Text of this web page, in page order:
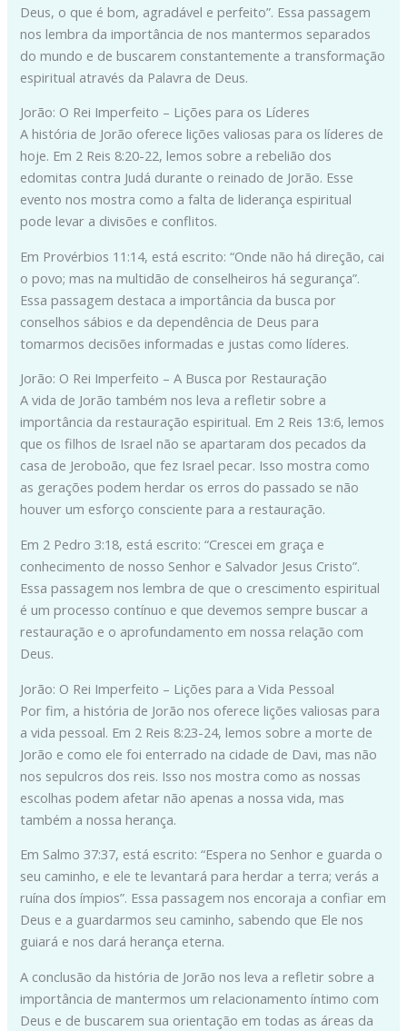
Deus, o que é bom, agradável e perfeito”. Essa passagem
nos lembra da importância de nos mantermos separados
do mundo e de buscarem constantemente a transformação
espiritual através da Palavra de Deus.
Jorão: O Rei Imperfeito – Lições para os Líderes
A história de Jorão oferece lições valiosas para os líderes de
hoje. Em 2 Reis 8:20-22, lemos sobre a rebelião dos
edomitas contra Judá durante o reinado de Jorão. Esse
evento nos mostra como a falta de liderança espiritual
pode levar a divisões e conflitos.
Em Provérbios 11:14, está escrito: “Onde não há direção, cai
o povo; mas na multidão de conselheiros há segurança”.
Essa passagem destaca a importância da busca por
conselhos sábios e da dependência de Deus para
tomarmos decisões informadas e justas como líderes.
Jorão: O Rei Imperfeito – A Busca por Restauração
A vida de Jorão também nos leva a refletir sobre a
importância da restauração espiritual. Em 2 Reis 13:6, lemos
que os filhos de Israel não se apartaram dos pecados da
casa de Jeroboão, que fez Israel pecar. Isso mostra como
as gerações podem herdar os erros do passado se não
houver um esforço consciente para a restauração.
Em 2 Pedro 3:18, está escrito: “Crescei em graça e
conhecimento de nosso Senhor e Salvador Jesus Cristo”.
Essa passagem nos lembra de que o crescimento espiritual
é um processo contínuo e que devemos sempre buscar a
restauração e o aprofundamento em nossa relação com
Deus.
Jorão: O Rei Imperfeito – Lições para a Vida Pessoal
Por fim, a história de Jorão nos oferece lições valiosas para
a vida pessoal. Em 2 Reis 8:23-24, lemos sobre a morte de
Jorão e como ele foi enterrado na cidade de Davi, mas não
nos sepulcros dos reis. Isso nos mostra como as nossas
escolhas podem afetar não apenas a nossa vida, mas
também a nossa herança.
Em Salmo 37:37, está escrito: “Espera no Senhor e guarda o
seu caminho, e ele te levantará para herdar a terra; verás a
ruína dos ímpios”. Essa passagem nos encoraja a confiar em
Deus e a guardarmos seu caminho, sabendo que Ele nos
guiará e nos dará herança eterna.
A conclusão da história de Jorão nos leva a refletir sobre a
importância de mantermos um relacionamento íntimo com
Deus e de buscarem sua orientação em todas as áreas da